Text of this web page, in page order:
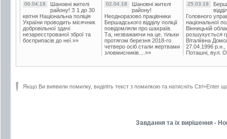
06.04.18
Шановні жителі
району! З 1 до 30
квітня Національна поліція
України проводить місячник
добровільної здачі
незареєстрованої зброї та
боєприпасів до неї.»»
02.04.18
Шановні жителі
району!
Неодноразово працівники
Бершадського відділу поліції
повідомляли про шахраїв.
Та, незважаючи на це, тільки
протягом березня 2018-го
четверо осіб стали жертвами
зловмисників....»»
25.03.18
Головного
національної
Вінницькій
розшукується
Віталіївна
27.04.1996 р.н.,
Поташні, вул.
Якщо Ви виявили помилку, виділіть текст з помилкою та натисніть Ctrl+Enter
Завдання та їх вирішення -